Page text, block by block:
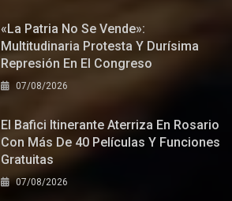
«La Patria No Se Vende»:
Multitudinaria Protesta Y Durísima
Represión En El Congreso
07/08/2026
El Bafici Itinerante Aterriza En Rosario
Con Más De 40 Películas Y Funciones
Gratuitas
07/08/2026